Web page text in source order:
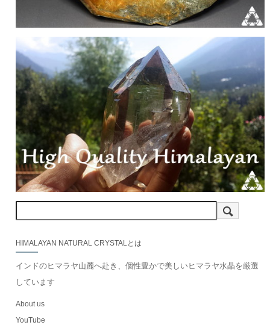
HIMALAYAN NATURAL CRYSTALとは
インドのヒマラヤ山麓へ赴き、個性豊かで美しいヒマラヤ水晶を厳選
しています
About us
YouTube